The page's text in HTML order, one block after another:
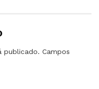
publicado. Campos